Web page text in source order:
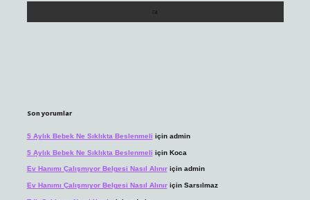
Son yorumlar
5 Aylık Bebek Ne Sıklıkta Beslenmeli için admin
5 Aylık Bebek Ne Sıklıkta Beslenmeli için Koca
Ev Hanımı Çalışmıyor Belgesi Nasıl Alınıriçin admin
Ev Hanımı Çalışmıyor Belgesi Nasıl Alınıriçin Sarsılmaz